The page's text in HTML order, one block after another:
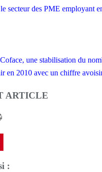
secteur des PME employant
une stabilisation du
en 2010 avec un chiffre
ARTICLE
: